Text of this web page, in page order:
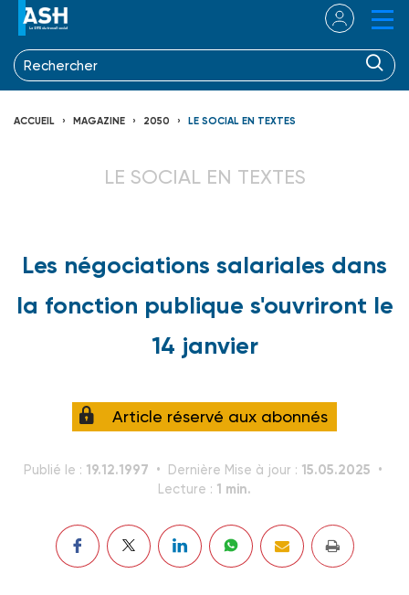
ACCUEIL MAGAZINE 2050 LE SOCIAL EN TEXTES
LE SOCIAL EN TEXTES
Les négociations salariales dans
la fonction publique s'ouvriront le
14 janvier
Article réservé aux abonnés
Publié le : 19.12.1997 Dernière Mise à jour : 15.05.2025
Lecture : 1 min.